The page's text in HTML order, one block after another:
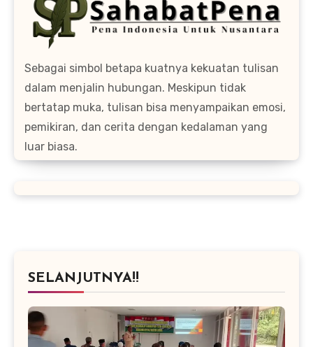
Sebagai simbol betapa kuatnya kekuatan tulisan
dalam menjalin hubungan. Meskipun tidak
bertatap muka, tulisan bisa menyampaikan emosi,
pemikiran, dan cerita dengan kedalaman yang
luar biasa.
SELANJUTNYA!!